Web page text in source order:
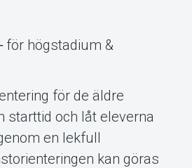
Tickster
för högstadium &
för de äldre
starttid och låt eleverna
en lekfull
kan göras